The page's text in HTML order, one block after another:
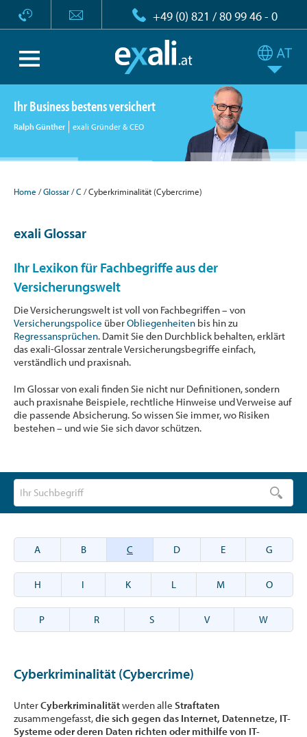
+49 (0) 821 / 80 99 46 - 0
Ihr Business bestens versichert
Ralph Günther exali Gründer & CEO
Home Glossar C Cyberkriminalität (Cybercrime)
exali Glossar
Ihr Lexikon für Fachbegriffe aus der
Versicherungswelt
Die Versicherungswelt ist voll von Fachbegriffen – von
Versicherungspolice überObliegenheiten bis hin zu
Regressansprüchen. Damit Sie den Durchblick behalten, erklärt
das exali-Glossar zentrale Versicherungsbegriffe einfach,
verständlich und praxisnah.
Im Glossar von exali finden Sie nicht nur Definitionen, sondern
auch praxisnahe Beispiele, rechtliche Hinweise und Verweise auf
die passende Absicherung. So wissen Sie immer, wo Risiken
bestehen – und wie Sie sich davor schützen.
A B C D E G
H I K L M O
P R S V W
Cyberkriminalität (Cybercrime)
UnterCyberkriminalitätwerden alle Straftaten
zusammengefasst,die sich gegen das Internet, Datennetze, IT-
Systeme oder deren Daten richten oder mithilfe von IT-